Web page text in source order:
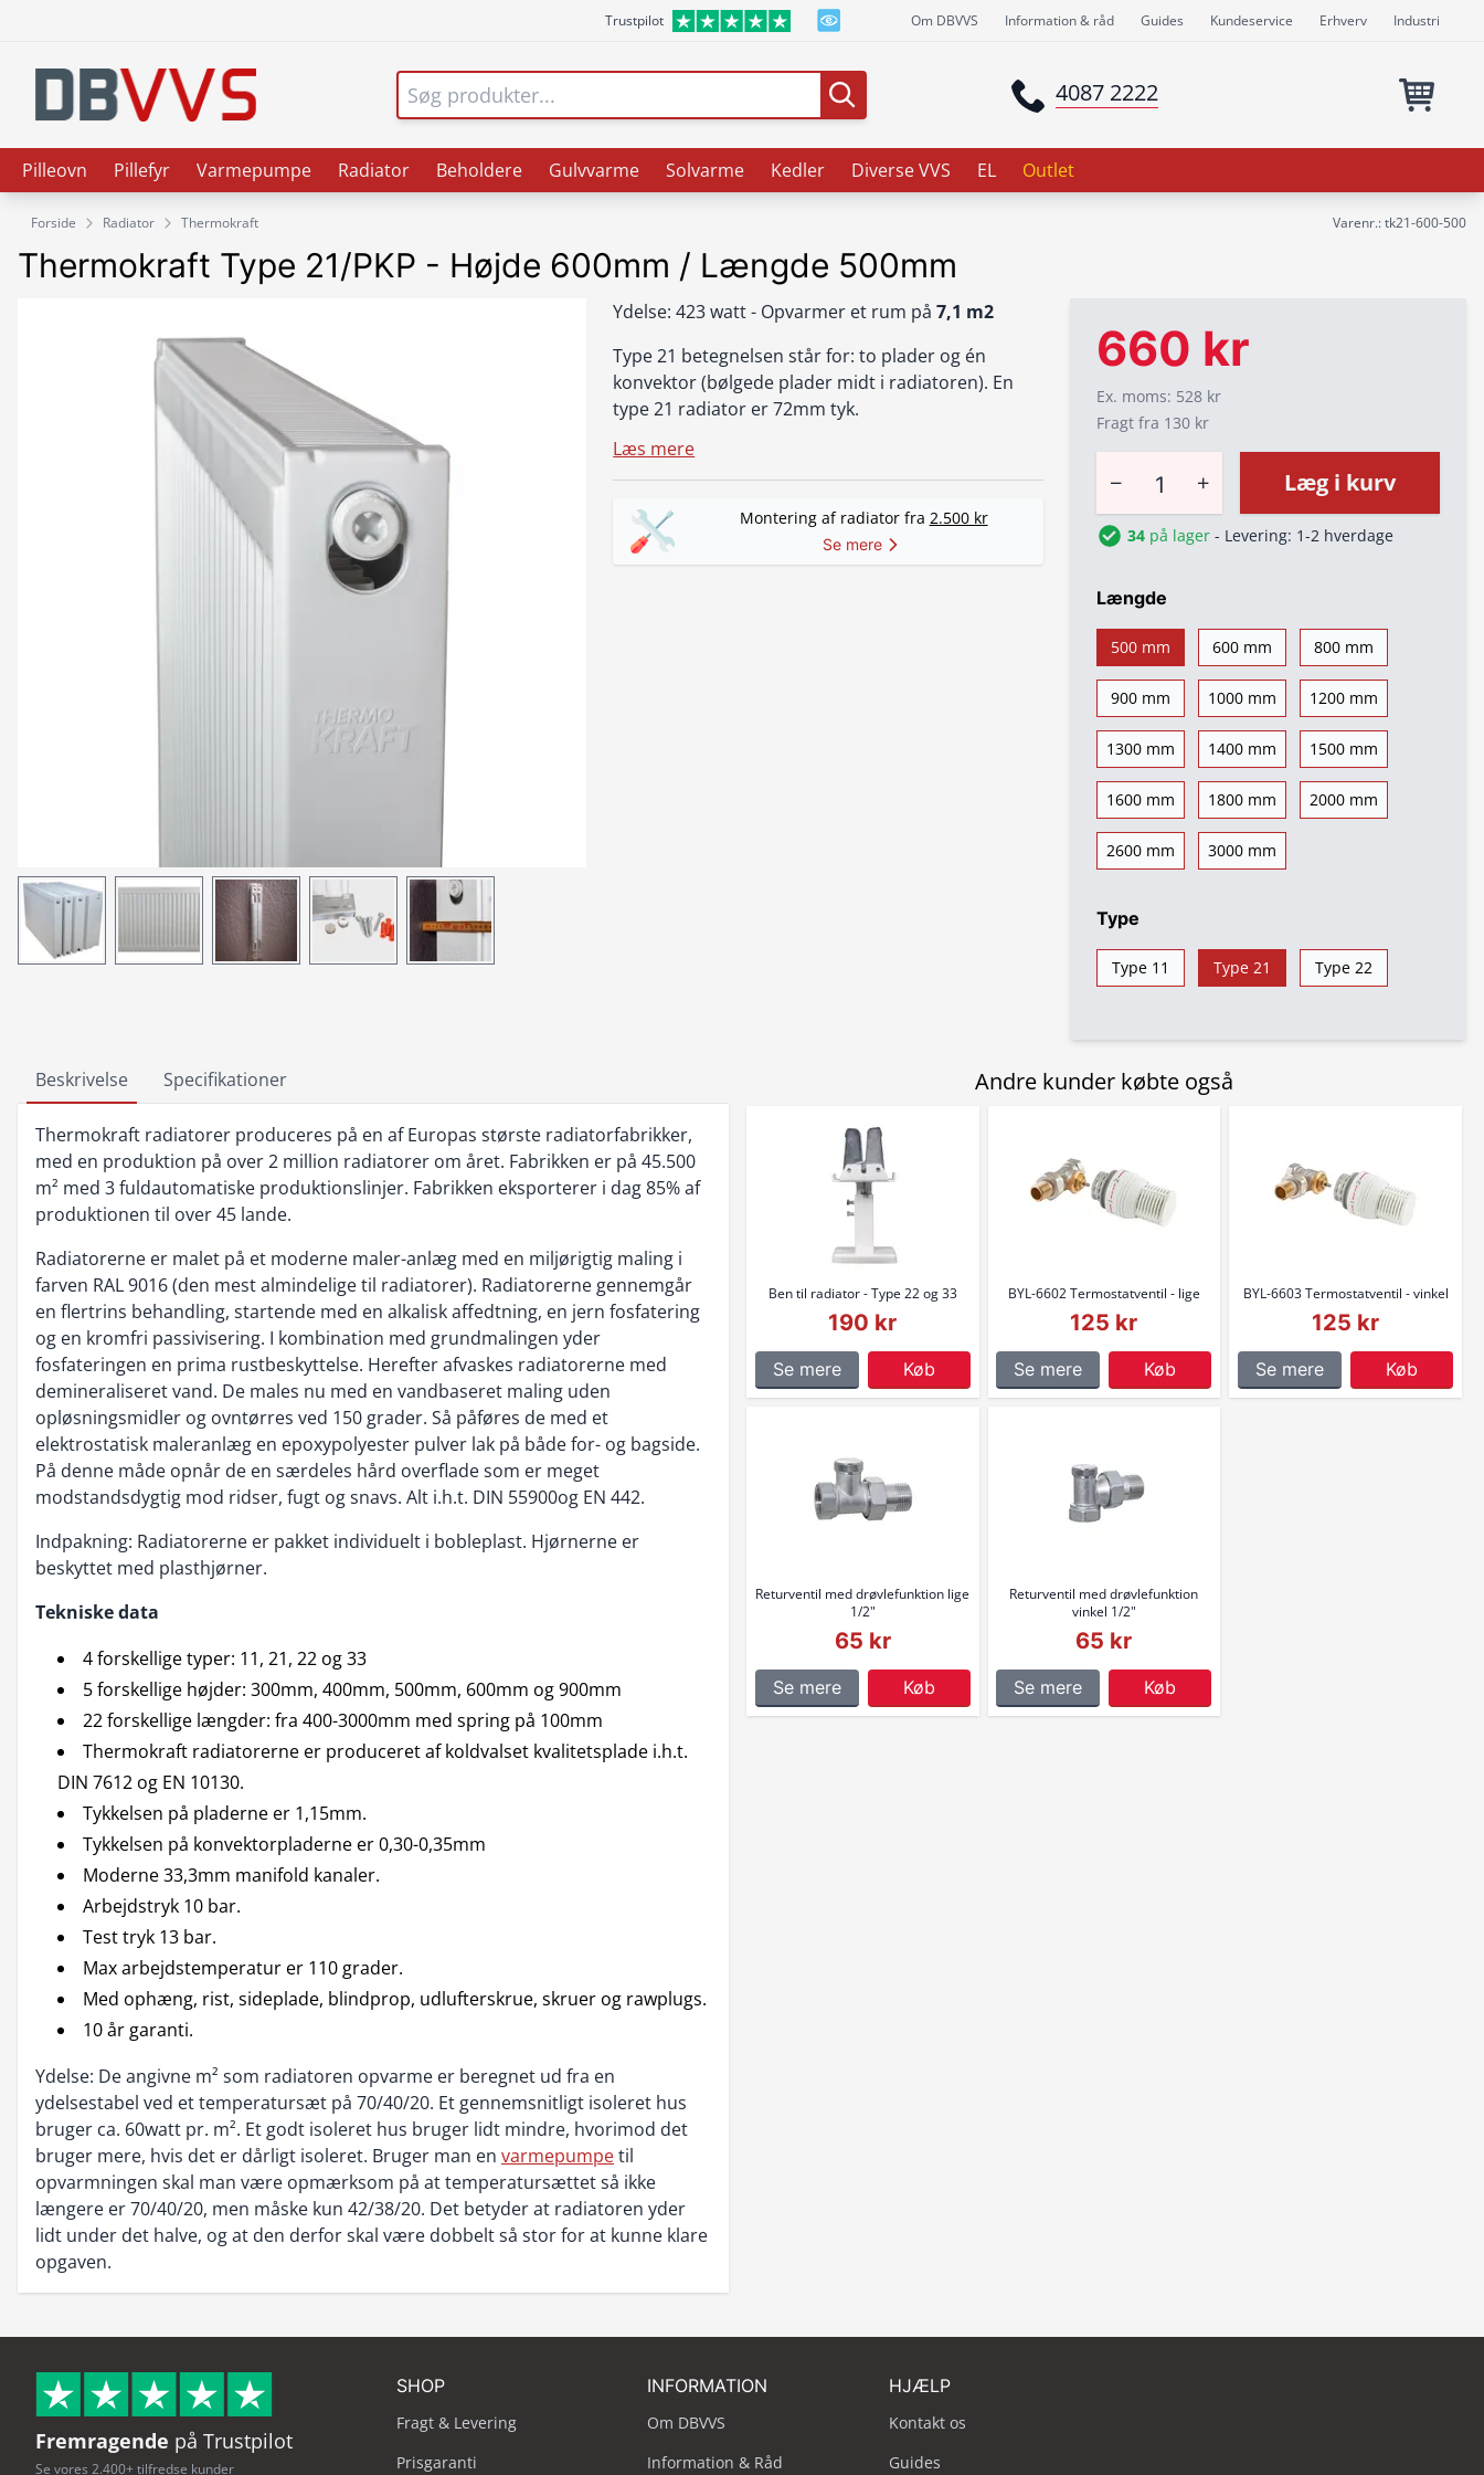
Trustpilot Om DBVVS Information & råd Guides Kundeservice Erhverv Industri
4087 2222
Pilleovn Pillefyr Varmepumpe Radiator Beholdere Gulvvarme Solvarme Kedler Diverse VVS EL Outlet
Forside Radiator Thermokraft Varenr.: tk21-600-500
Thermokraft Type 21/PKP - Højde 600mm / Længde 500mm
Ydelse: 423 watt - Opvarmer et rum på7,1 m2
Type 21 betegnelsen står for: to plader og én
konvektor (bølgede plader midt i radiatoren). En
type 21 radiator er 72mm tyk.
Læs mere
Montering af radiator fra 2.500 kr
Se mere
660 kr
Ex. moms: 528 kr
Fragt fra 130 kr
− + Læg i kurv
34 på lager - Levering: 1-2 hverdage
Længde
500 mm 600 mm 800 mm
900 mm 1000 mm 1200 mm
1300 mm 1400 mm 1500 mm
1600 mm 1800 mm 2000 mm
2600 mm 3000 mm
Type
Type 11 Type 21 Type 22
Beskrivelse Specifikationer
Thermokraft radiatorer produceres på en af Europas største radiatorfabrikker,
med en produktion på over 2 million radiatorer om året. Fabrikken er på 45.500
m² med 3 fuldautomatiske produktionslinjer. Fabrikken eksporterer i dag 85% af
produktionen til over 45 lande.
Radiatorerne er malet på et moderne maler-anlæg med en miljørigtig maling i
farven RAL 9016 (den mest almindelige til radiatorer). Radiatorerne gennemgår
en flertrins behandling, startende med en alkalisk affedtning, en jern fosfatering
og en kromfri passivisering. I kombination med grundmalingen yder
fosfateringen en prima rustbeskyttelse. Herefter afvaskes radiatorerne med
demineraliseret vand. De males nu med en vandbaseret maling uden
opløsningsmidler og ovntørres ved 150 grader. Så påføres de med et
elektrostatisk maleranlæg en epoxypolyester pulver lak på både for- og bagside.
På denne måde opnår de en særdeles hård overflade som er meget
modstandsdygtig mod ridser, fugt og snavs. Alt i.h.t. DIN 55900og EN 442.
Indpakning: Radiatorerne er pakket individuelt i bobleplast. Hjørnerne er
beskyttet med plasthjørner.
Tekniske data
4 forskellige typer: 11, 21, 22 og 33
5 forskellige højder: 300mm, 400mm, 500mm, 600mm og 900mm
22 forskellige længder: fra 400-3000mm med spring på 100mm
Thermokraft radiatorerne er produceret af koldvalset kvalitetsplade i.h.t.
DIN 7612 og EN 10130.
Tykkelsen på pladerne er 1,15mm.
Tykkelsen på konvektorpladerne er 0,30-0,35mm
Moderne 33,3mm manifold kanaler.
Arbejdstryk 10 bar.
Test tryk 13 bar.
Max arbejdstemperatur er 110 grader.
Med ophæng, rist, sideplade, blindprop, udlufterskrue, skruer og rawplugs.
10 år garanti.
Ydelse: De angivne m² som radiatoren opvarme er beregnet ud fra en
ydelsestabel ved et temperatursæt på 70/40/20. Et gennemsnitligt isoleret hus
bruger ca. 60watt pr. m². Et godt isoleret hus bruger lidt mindre, hvorimod det
bruger mere, hvis det er dårligt isoleret. Bruger man en varmepumpetil
opvarmningen skal man være opmærksom på at temperatursættet så ikke
længere er 70/40/20, men måske kun 42/38/20. Det betyder at radiatoren yder
lidt under det halve, og at den derfor skal være dobbelt så stor for at kunne klare
opgaven.
Andre kunder købte også
Ben til radiator - Type 22 og 33
190 kr
Se mere Køb
BYL-6602 Termostatventil - lige
125 kr
Se mere Køb
BYL-6603 Termostatventil - vinkel
125 kr
Se mere Køb
Returventil med drøvlefunktion lige
1/2"
65 kr
Se mere Køb
Returventil med drøvlefunktion
vinkel 1/2"
65 kr
Se mere Køb
Fremragende på Trustpilot
Se vores 2.400+ tilfredse kunder
SHOP
Fragt & Levering
Prisgaranti
INFORMATION
Om DBVVS
Information & Råd
HJÆLP
Kontakt os
Guides